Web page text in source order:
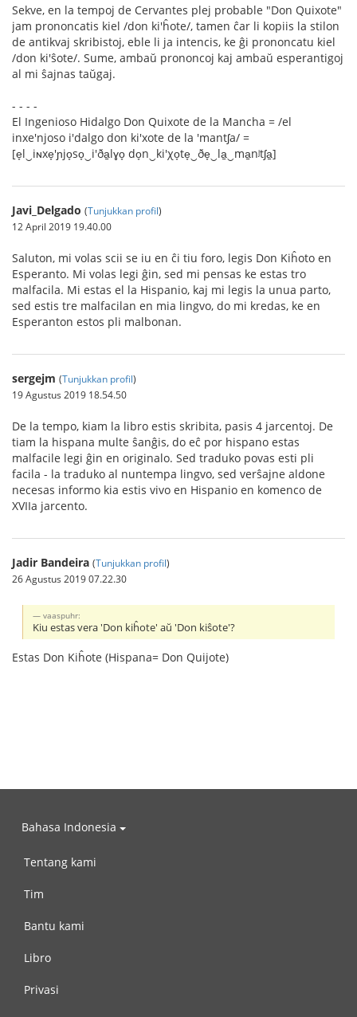
Sekve, en la tempoj de Cervantes plej probable "Don Quixote"
jam prononcatis kiel /don ki'ĥote/, tamen ĉar li kopiis la stilon
de antikvaj skribistoj, eble li ja intencis, ke ĝi prononcatu kiel
/don ki'ŝote/. Sume, ambaŭ prononcoj kaj ambaŭ esperantigoj
al mi ŝajnas taŭgaj.
- - - -
El Ingenioso Hidalgo Don Quixote de la Mancha = /el
inxe'njoso i'dalgo don ki'xote de la 'mantʃa/ =
[e̞l‿iɴxe̞'ɲjo̞so̞‿i'ða̠lɣo̞ do̞n‿ki'χo̞te̞‿ðe̞‿la̠‿ma̠nʲtʃa̠]
Javi_Delgado (Tunjukkan profil)
12 April 2019 19.40.00
Saluton, mi volas scii se iu en ĉi tiu foro, legis Don Kiĥoto en
Esperanto. Mi volas legi ĝin, sed mi pensas ke estas tro
malfacila. Mi estas el la Hispanio, kaj mi legis la unua parto,
sed estis tre malfacilan en mia lingvo, do mi kredas, ke en
Esperanton estos pli malbonan.
sergejm (Tunjukkan profil)
19 Agustus 2019 18.54.50
De la tempo, kiam la libro estis skribita, pasis 4 jarcentoj. De
tiam la hispana multe ŝanĝis, do eĉ por hispano estas
malfacile legi ĝin en originalo. Sed traduko povas esti pli
facila - la traduko al nuntempa lingvo, sed verŝajne aldone
necesas informo kia estis vivo en Hispanio en komenco de
XVIIa jarcento.
Jadir Bandeira (Tunjukkan profil)
26 Agustus 2019 07.22.30
vaaspuhr:
Kiu estas vera 'Don kiĥote' aŭ 'Don kiŝote'?
Estas Don Kiĥote (Hispana= Don Quijote)
Bahasa Indonesia
Tentang kami
Tim
Bantu kami
Libro
Privasi